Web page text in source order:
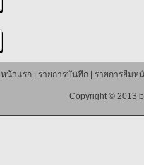
หน้าแรก| รายการบันทึก| รายการยืมห
Copyright © 2013